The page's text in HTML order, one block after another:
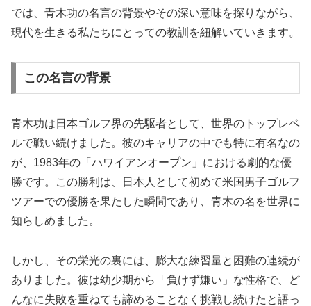
では、青木功の名言の背景やその深い意味を探りながら、
現代を生きる私たちにとっての教訓を紐解いていきます。
この名言の背景
青木功は日本ゴルフ界の先駆者として、世界のトップレベ
ルで戦い続けました。彼のキャリアの中でも特に有名なの
が、1983年の「ハワイアンオープン」における劇的な優
勝です。この勝利は、日本人として初めて米国男子ゴルフ
ツアーでの優勝を果たした瞬間であり、青木の名を世界に
知らしめました。
しかし、その栄光の裏には、膨大な練習量と困難の連続が
ありました。彼は幼少期から「負けず嫌い」な性格で、ど
んなに失敗を重ねても諦めることなく挑戦し続けたと語っ